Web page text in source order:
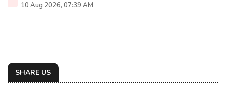
10 Aug 2026, 07:39 AM
SHARE US